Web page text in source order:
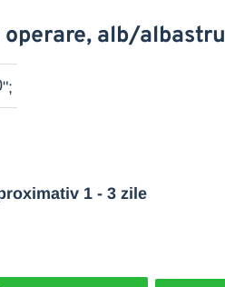
alb/albastru
";
1 - 3 zile